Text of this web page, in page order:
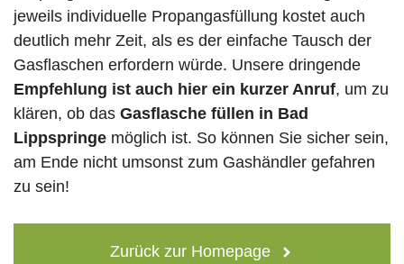
jeweils individuelle Propangasfüllung kostet auch
deutlich mehr Zeit, als es der einfache Tausch der
Gasflaschen erfordern würde. Unsere dringende
Empfehlung ist auch hier ein kurzer Anruf, um zu
klären, ob das Gasflasche füllen in Bad
Lippspringe möglich ist. So können Sie sicher sein,
am Ende nicht umsonst zum Gashändler gefahren
zu sein!
Zurück zur Homepage